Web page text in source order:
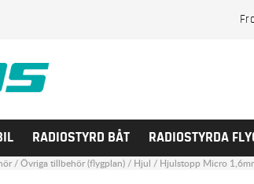
RADIOSTYRD BÅT RADIOSTYRDA
/Övriga tillbehör (flygplan)/ Hjul / Hjulstopp Micro